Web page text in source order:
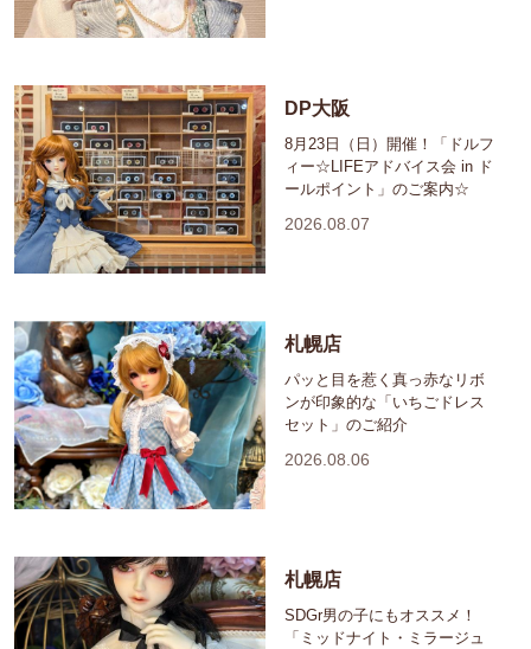
DP大阪
8月23日（日）開催！「ドルフ
ィー☆LIFEアドバイス会 in ド
ールポイント」のご案内☆
2026.08.07
札幌店
パッと目を惹く真っ赤なリボ
ンが印象的な「いちごドレス
セット」のご紹介
2026.08.06
札幌店
SDGr男の子にもオススメ！
「ミッドナイト・ミラージュ